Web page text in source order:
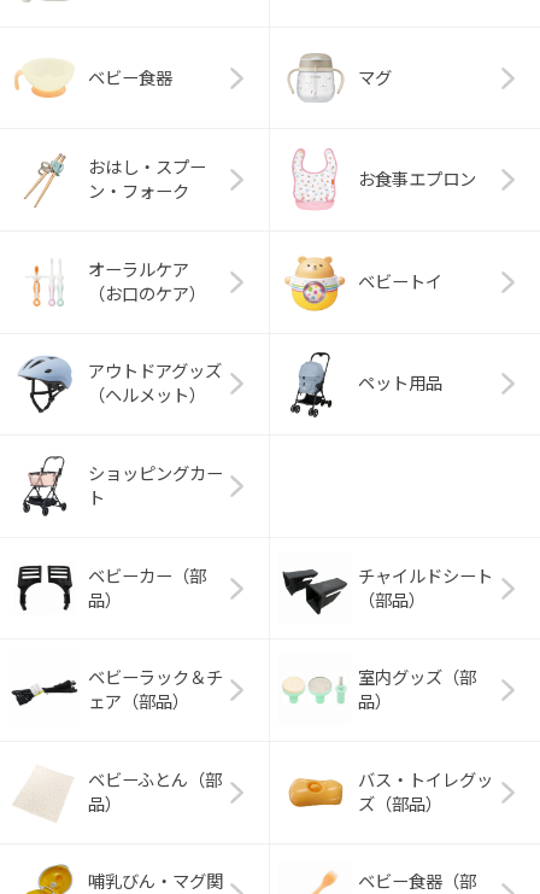
ベビー食器 マグ
おはし・スプー
ン・フォーク
お食事エプロン
オーラルケア
（お口のケア）
ベビートイ
アウトドアグッズ
（ヘルメット）
ペット用品
ショッピングカー
ト
ベビーカー（部
品）
チャイルドシート
（部品）
ベビーラック＆チ
ェア（部品）
室内グッズ（部
品）
ベビーふとん（部
品）
バス・トイレグッ
ズ（部品）
哺乳びん・マグ関
ベビー食器（部